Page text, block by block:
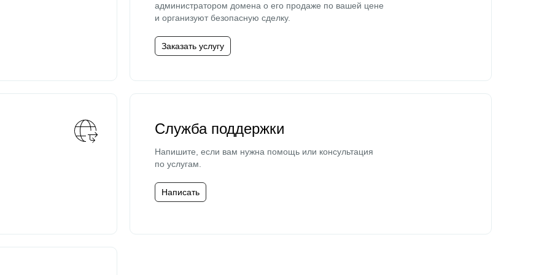
администратором домена о его продаже по вашей цене
и организуют безопасную сделку.
Заказать услугу
Служба поддержки
Напишите, если вам нужна помощь или консультация
по услугам.
Написать